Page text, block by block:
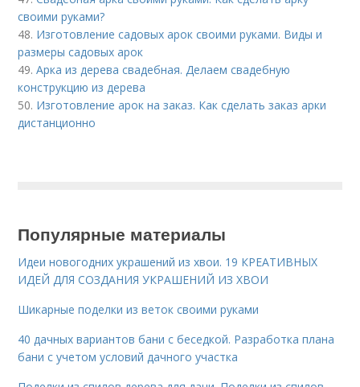
своими руками?
48. Изготовление садовых арок своими руками. Виды и
размеры садовых арок
49.Арка из дерева свадебная. Делаем свадебную
конструкцию из дерева
50. Изготовление арок на заказ. Как сделать заказ арки
дистанционно
Популярные материалы
Идеи новогодних украшений из хвои. 19 КРЕАТИВНЫХ
ИДЕЙ ДЛЯ СОЗДАНИЯ УКРАШЕНИЙ ИЗ ХВОИ
Шикарные поделки из веток своими руками
40 дачных вариантов бани с беседкой. Разработка плана
бани с учетом условий дачного участка